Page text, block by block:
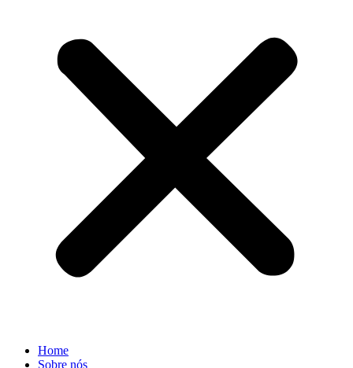
Home
Sobre nós